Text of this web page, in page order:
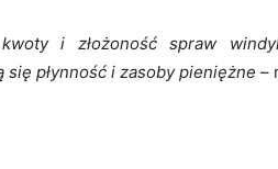
i złożoność spraw
płynność i zasoby pieniężne –